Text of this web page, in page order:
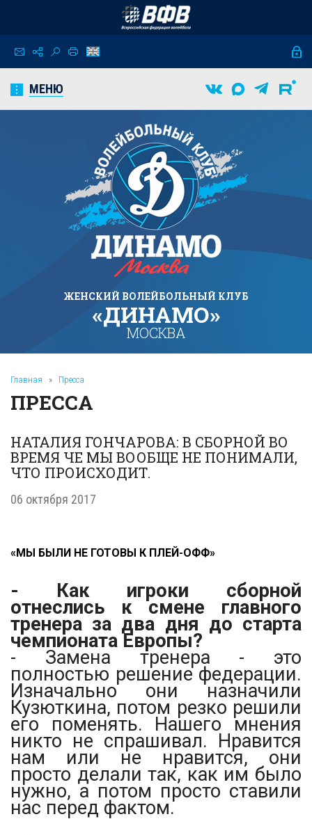
МЕНЮ
ЖЕНСКИЙ ВОЛЕЙБОЛЬНЫЙ КЛУБ
«ДИНАМО»
МОСКВА
Главная » Пресса
ПРЕССА
НАТАЛИЯ ГОНЧАРОВА: В СБОРНОЙ ВО
ВРЕМЯ ЧЕ МЫ ВООБЩЕ НЕ ПОНИМАЛИ,
ЧТО ПРОИСХОДИТ.
06 октября 2017
«МЫ БЫЛИ НЕ ГОТОВЫ К ПЛЕЙ-ОФФ»
- Как игроки сборной
отнеслись к смене главного
тренера за два дня до старта
чемпионата Европы?
- Замена тренера - это
полностью решение федерации.
Изначально они назначили
Кузюткина, потом резко решили
его поменять. Нашего мнения
никто не спрашивал. Нравится
нам или не нравится, они
просто делали так, как им было
нужно, а потом просто ставили
нас перед фактом.